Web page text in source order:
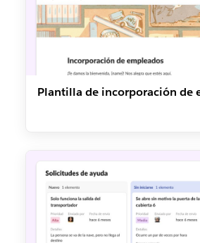
Plantilla de incorporación de